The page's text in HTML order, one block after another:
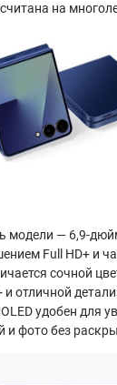
на
модели — 6,9-
Full HD+ и
сочной
и отличной
удобен для
и фото без